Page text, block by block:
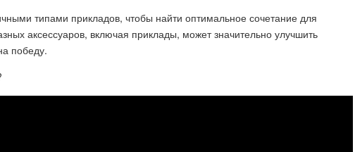
типами прикладов, чтобы найти оптимальное сочетание для
аксессуаров, включая приклады, может значительно улучшить
победу.